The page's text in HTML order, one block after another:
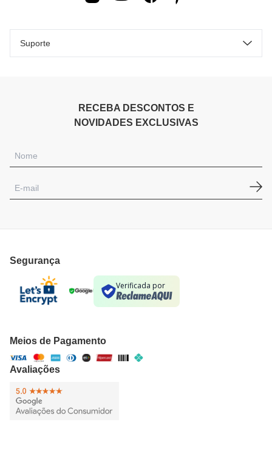
Suporte
RECEBA DESCONTOS E
NOVIDADES EXCLUSIVAS
Segurança
Verificada por
Meios de Pagamento
Avaliações